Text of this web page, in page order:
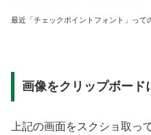
最近「チェックポイントフォント」って
画像をクリップボード
上記の画面をスクショ取っ